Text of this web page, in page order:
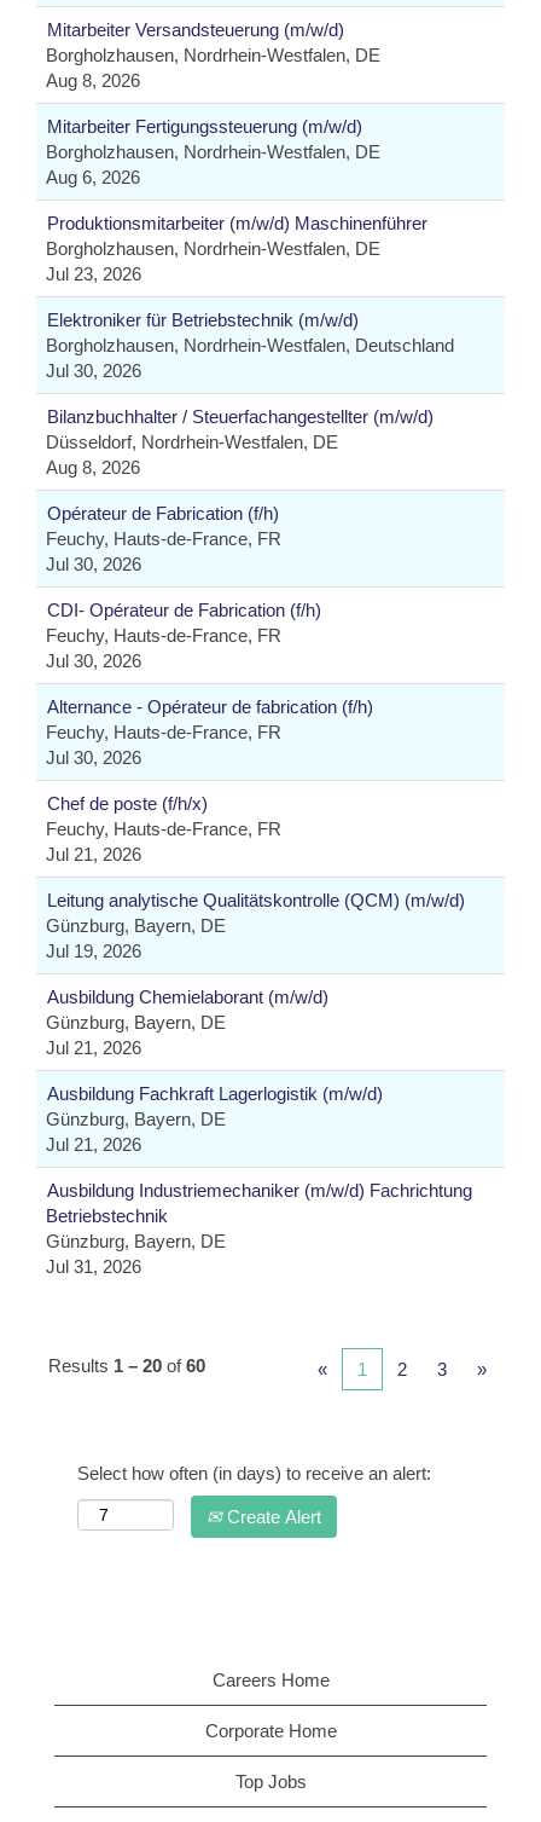
Mitarbeiter Versandsteuerung (m/w/d)
Borgholzhausen, Nordrhein-Westfalen, DE
Aug 8, 2026
Mitarbeiter Fertigungssteuerung (m/w/d)
Borgholzhausen, Nordrhein-Westfalen, DE
Aug 6, 2026
Produktionsmitarbeiter (m/w/d) Maschinenführer
Borgholzhausen, Nordrhein-Westfalen, DE
Jul 23, 2026
Elektroniker für Betriebstechnik (m/w/d)
Borgholzhausen, Nordrhein-Westfalen, Deutschland
Jul 30, 2026
Bilanzbuchhalter / Steuerfachangestellter (m/w/d)
Düsseldorf, Nordrhein-Westfalen, DE
Aug 8, 2026
Opérateur de Fabrication (f/h)
Feuchy, Hauts-de-France, FR
Jul 30, 2026
CDI- Opérateur de Fabrication (f/h)
Feuchy, Hauts-de-France, FR
Jul 30, 2026
Alternance - Opérateur de fabrication (f/h)
Feuchy, Hauts-de-France, FR
Jul 30, 2026
Chef de poste (f/h/x)
Feuchy, Hauts-de-France, FR
Jul 21, 2026
Leitung analytische Qualitätskontrolle (QCM) (m/w/d)
Günzburg, Bayern, DE
Jul 19, 2026
Ausbildung Chemielaborant (m/w/d)
Günzburg, Bayern, DE
Jul 21, 2026
Ausbildung Fachkraft Lagerlogistik (m/w/d)
Günzburg, Bayern, DE
Jul 21, 2026
Ausbildung Industriemechaniker (m/w/d) Fachrichtung
Betriebstechnik
Günzburg, Bayern, DE
Jul 31, 2026
Results 1 – 20 of60 « 1 2 3 »
Select how often (in days) to receive an alert:
Create Alert
Careers Home
Corporate Home
Top Jobs